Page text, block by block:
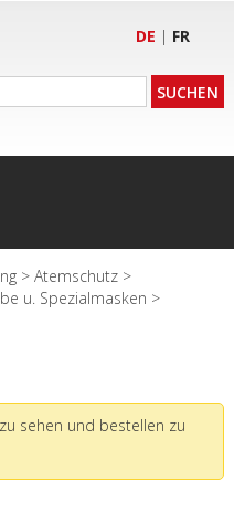
DE | FR
> Atemschutz >
u. Spezialmasken >
sehen und bestellen zu